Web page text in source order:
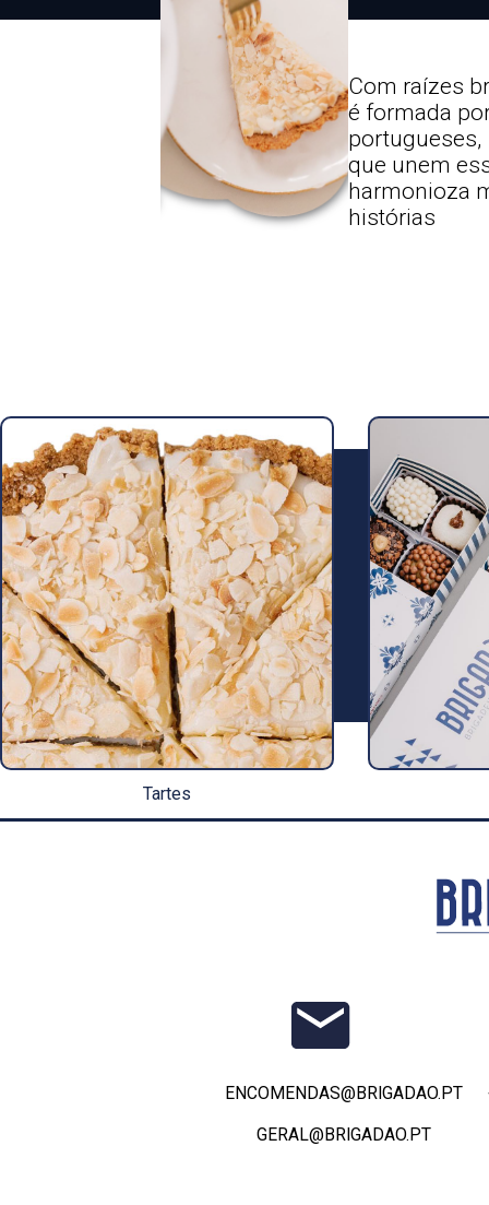
Com raízes
é formada
portugueses,
que unem
harmonioza
histórias
Tartes
ENCOMENDAS@BRIGADAO.PT
GERAL@BRIGADAO.PT